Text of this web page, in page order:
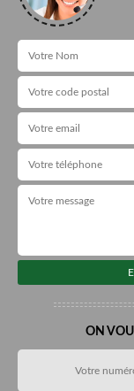
ON